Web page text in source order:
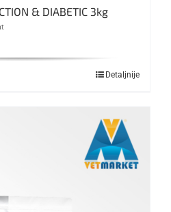
& DIABETIC 3kg
Detaljnije